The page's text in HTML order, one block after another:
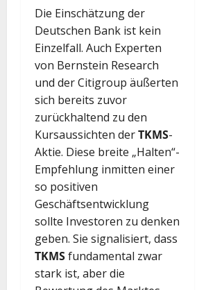
Die Einschätzung der
Deutschen Bank ist kein
Einzelfall. Auch Experten
von Bernstein Research
und der Citigroup äußerten
sich bereits zuvor
zurückhaltend zu den
Kursaussichten derTKMS-
Aktie. Diese breite „Halten“-
Empfehlung inmitten einer
so positiven
Geschäftsentwicklung
sollte Investoren zu denken
geben. Sie signalisiert, dass
TKMSfundamental zwar
stark ist, aber die